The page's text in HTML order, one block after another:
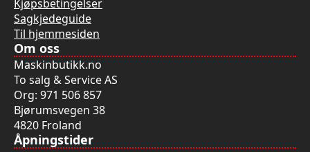
Kjøpsbetingelser
Sagkjedeguide
Til hjemmesiden
Om oss
Maskinbutikk.no
To salg & Service AS
Org: 971 506 857
Bjørumsvegen 38
4820 Froland
Åpningstider